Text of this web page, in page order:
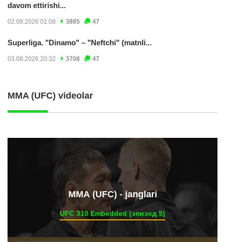
davom ettirishi...
02.08.2026 01:08 3885 47
Superliga. "Dinamo" – "Neftchi" (matnli...
03.08.2026 20:32 3708 47
MMA (UFC) videolar
ММА (UFC) - janglari
UFC 310 Embedded (эпизод 5)